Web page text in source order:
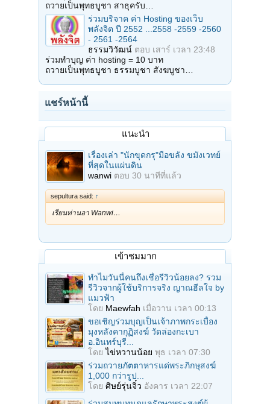
ถวายเป็นพุทธบูชา สาธุครับ…
ร่วมบริจาค ค่า Hosting ของเว็บ
พลังจิต ปี 2552 ...2558 -2559 -2560
- 2561 -2564
ธรรมวิวัฒน์ ตอบ เสาร์ เวลา 23:48
ร่วมทำบุญ ค่า hosting = 10 บาท
ถวายเป็นพุทธบูชา ธรรมบูชา สังฆบูชา…
แชร์หน้านี้
แนะนำ
เรื่องเล่า "นักขุดกรุ"มือขลัง ขมังเวทย์
ที่สุดในแผ่นดิน
wanwi ตอบ 30 นาทีที่แล้ว
sepultura said: ↑
เรียนท่านอา Wanwi…
เข้าชมมาก
ทำไมวันนี้คนถึงเชื่อรีวิวน้อยลง? รวม
รีวิวจากผู้ใช้บริการจริง ญาณฮีลใจ by
แมวฟ้า
โดย Maewfah เมื่อวาน เวลา 00:13
ขอเชิญร่วมบุญเป็นเจ้าภาพกระเบื้อง
มุงหลังคากุฏิสงฆ์ วัดล่องกะเบา
อ.อินทร์บุรี...
โดยไข่หวานน้อย พุธ เวลา 07:30
ร่วมถวายภัตตาหารแด่พระภิกษุสงฆ์
1,000 กว่ารูป...
โดย ศิษย์รุ่นจิ๋ว อังคาร เวลา 22:07